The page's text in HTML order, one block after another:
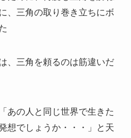
、三角の取り巻き立ちにボ
、三角を頼るのは筋違いだ
あの人と同じ世界で生きた
想でしょうか・・・」と天